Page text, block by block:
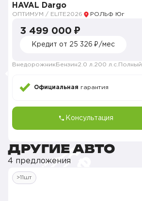
HAVAL Dargo
ОПТИМУМ / ELITE2026 РОЛЬФ Юг
3 499 000 ₽
Кредит от 25 326 ₽/мес
Внедорожник Бензин2.0 л. 200 л.с. Полный
Официальная гарантия
Консультация
ДРУГИЕ АВТО
4 предложения
>11шт